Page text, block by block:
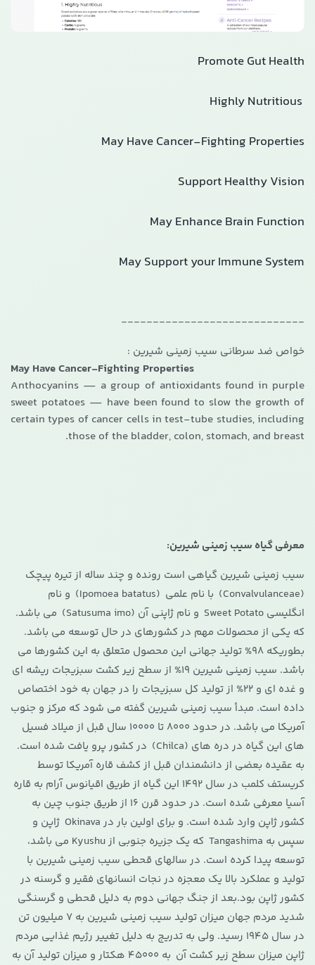
Promote Gut Health
May Have Cancer-Fighting Properties
Support Healthy Vision
May Enhance Brain Function
May Support your Immune System
-----------------------------
خواص ضد سرطانی سیب زمینی شیرین :
May Have Cancer-Fighting Properties
Anthocyanins — a group of antioxidants found in purple
sweet potatoes — have been found to slow the growth of
certain types of cancer cells in test-tube studies, including
those of the bladder, colon, stomach, and breast.
معرفی گیاه سیب زمینی شیرین:
سیب زمینی شیرین گیاهی است رونده و چند ساله از تیره پیچک
(Convalvulanceae) با نام علمی (Ipomoea batatus) و نام
انگلیسی Sweet Potato و نام ژاپنی آن (Satusuma imo) می باشد.
که یکی از محصولات مهم در کشورهای در حال توسعه می باشد.
بطوریکه 98% تولید جهانی این محصول متعلق به این کشورها می
باشد. سیب زمینی شیرین 19% از سطح زیر کشت سبزیجات ریشه ای
و غده ای و 22% از تولید کل سبزیجات را در جهان به خود اختصاص
داده است. مبدأ سیب زمینی شیرین گفته می شود که مرکز و جنوب
آمریکا می باشد. در حدود 8000 تا 10000 سال قبل از میلاد فسیل
های این گیاه در دره های (Chilca) در کشور پرو یافت شده است.
به عقیده بعضی از دانشمندان قبل از کشف قاره آمریکا توسط
کریستف کلمب در سال 1492 این گیاه از طریق اقیانوس آرام به قاره
آسیا معرفی شده است. در حدود قرن 16 از طریق جنوب چین به
کشور ژاپن وارد شده است. و برای اولین بار در Okinava ژاپن و
سپس به Tangashima که یک جزیره جنوبی از Kyushu می باشد،
توسعه پیدا کرده است. در سال­های قحطی سیب زمینی شیرین با
تولید و عملکرد بالا یک معجزه در نجات انسانهای فقیر و گرسنه در
کشور ژاپن بود.بعد از جنگ جهانی دوم به دلیل قحطی و گرسنگی
شدید مردم جهان میزان تولید سیب زمینی شیرین به 7 میلیون تن
در سال 1945 رسید. ولی به تدریج به دلیل تغییر رژیم غذایی مردم
ژاپن میزان سطح زیر کشت آن به 45000 هکتار و میزان تولید آن به